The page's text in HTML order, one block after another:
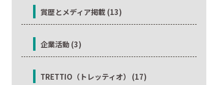
賞歴とメディア掲載 (13)
企業活動 (3)
TRETTIO（トレッティオ） (17)